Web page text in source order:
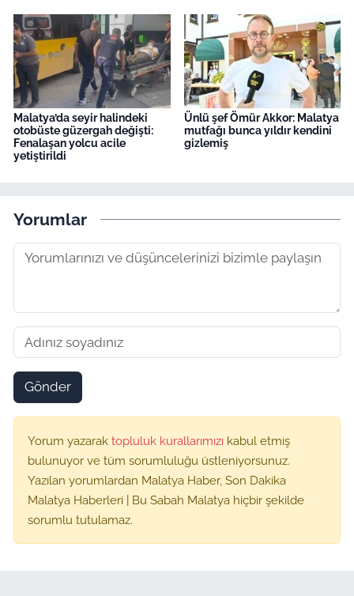
Malatya’da seyir halindeki
otobüste güzergah değişti:
Fenalaşan yolcu acile
yetiştirildi
Ünlü şef Ömür Akkor: Malatya
mutfağı bunca yıldır kendini
gizlemiş
Yorumlar
Gönder
Yorum yazarak topluluk kurallarımızı kabul etmiş
bulunuyor ve tüm sorumluluğu üstleniyorsunuz.
Yazılan yorumlardan Malatya Haber, Son Dakika
Malatya Haberleri | Bu Sabah Malatya hiçbir şekilde
sorumlu tutulamaz.